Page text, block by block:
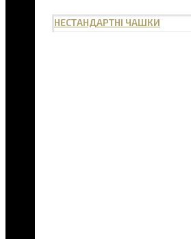
НЕСТАНДАРТНІ ЧАШКИ